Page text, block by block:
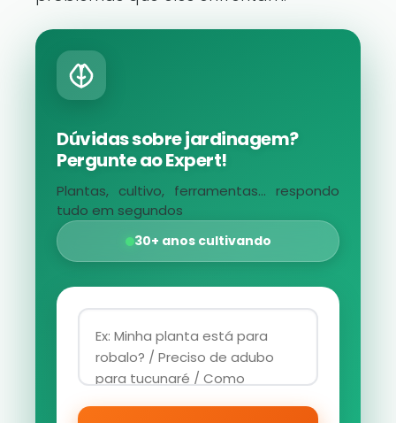
Dúvidas sobre jardinagem?
Pergunte ao Expert!
Plantas, cultivo, ferramentas... respondo
tudo em segundos
30+ anos cultivando